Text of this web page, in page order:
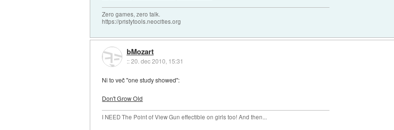
Zero games, zero talk.
https://pristytools.neocities.org
bMozart
::20. dec 2010, 15:31
Ni to več "one study showed":
Don't Grow Old
I NEED The Point of View Gun effectible on girls too! And then...